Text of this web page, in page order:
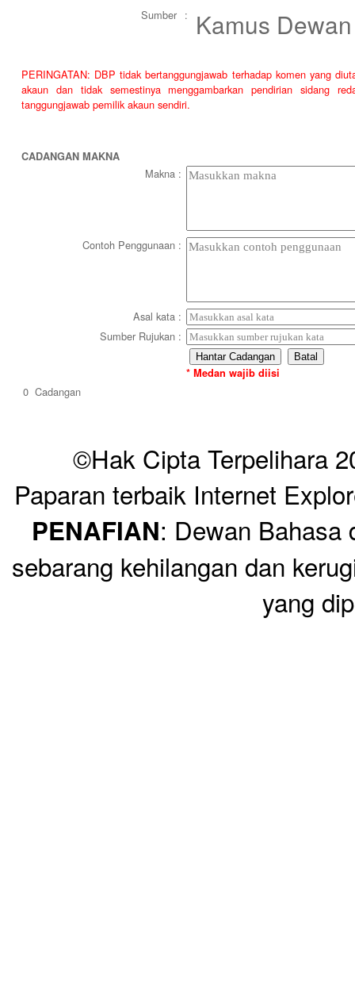
Sumber : Kamus
PERINGATAN: DBP tidak bertanggungjawab terhadap komen yang
akaun dan tidak semestinya menggambarkan pendirian sidang
tanggungjawab pemilik akaun sendiri.
CADANGAN MAKNA
Makna :
Contoh Penggunaan :
Asal kata :
Sumber Rujukan :
* Medan wajib diisi
0 Cadangan
©Hak Cipta Terpelihara
Paparan terbaik Internet
PENAFIAN: Dewan Bahasa
sebarang kehilangan dan
yang